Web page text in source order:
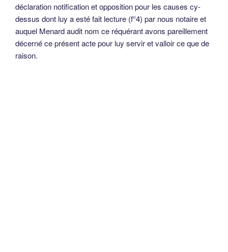
déclaration notification et opposition pour les causes cy-
dessus dont luy a esté fait lecture (f°4) par nous notaire et
auquel Menard audit nom ce réquérant avons pareillement
décerné ce présent acte pour luy servir et valloir ce que de
raison.